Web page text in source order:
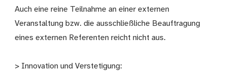
Auch eine reine Teilnahme an einer externen
Veranstaltung bzw. die ausschließliche Beauftragung
eines externen Referenten reicht nicht aus.
> Innovation und Verstetigung: